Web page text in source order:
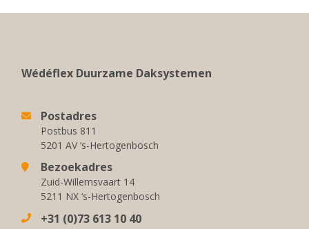
Wédéflex Duurzame Daksystemen
Postadres
Postbus 811
5201 AV ‘s-Hertogenbosch
Bezoekadres
Zuid-Willemsvaart 14
5211 NX ‘s-Hertogenbosch
+31 (0)73 613 10 40